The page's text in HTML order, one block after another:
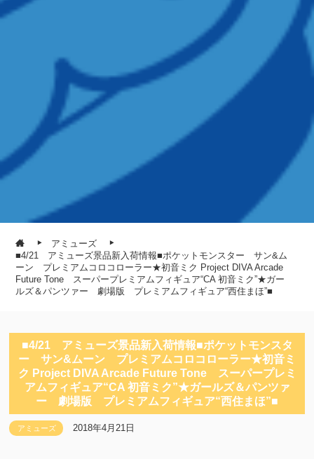
アミューズ
■4/21 アミューズ景品新入荷情報■ポケットモンスター サン&ム
ーン プレミアムコロコローラー★初音ミク Project DIVA Arcade
Future Tone スーパープレミアムフィギュア“CA 初音ミク”★ガー
ルズ＆パンツァー 劇場版 プレミアムフィギュア“西住まほ”■
■4/21 アミューズ景品新入荷情報■ポケットモンスタ
ー サン&ムーン プレミアムコロコローラー★初音ミ
ク Project DIVA Arcade Future Tone スーパープレミ
アムフィギュア“CA 初音ミク”★ガールズ＆パンツァ
ー 劇場版 プレミアムフィギュア“西住まほ”■
アミューズ 2018年4月21日